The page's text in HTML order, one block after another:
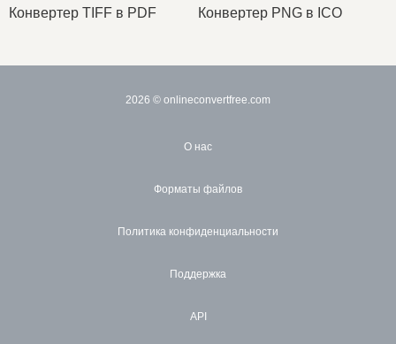
Конвертер TIFF в PDF Конвертер PNG в ICO
2026 © onlineconvertfree.com
О нас
Форматы файлов
Политика конфиденциальности
Поддержка
API